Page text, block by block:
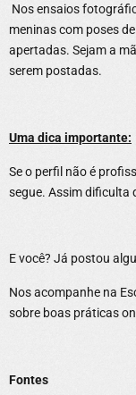
Nos ensaios
meninas com poses
apertadas. Sejam a
serem postadas.
Uma dica importante:
Se o perfil não é
segue. Assim dificulta
E você? Já postou
Nos acompanhe na
sobre boas práticas
Fontes